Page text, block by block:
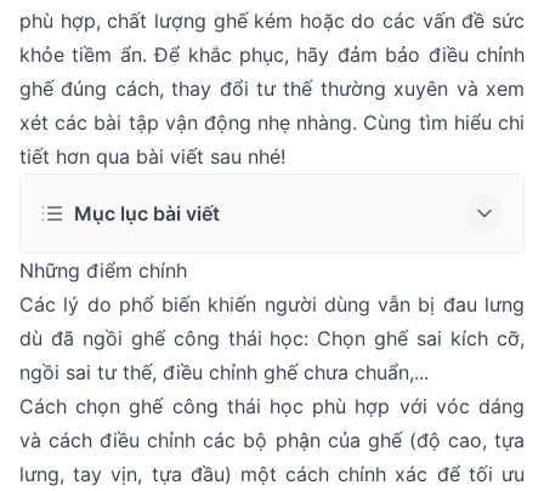
phù hợp, chất lượng ghế kém hoặc do các vấn đề sức
khỏe tiềm ẩn. Để khắc phục, hãy đảm bảo điều chỉnh
ghế đúng cách, thay đổi tư thế thường xuyên và xem
xét các bài tập vận động nhẹ nhàng. Cùng tìm hiểu chi
tiết hơn qua bài viết sau nhé!
Mục lục bài viết
Những điểm chính
Các lý do phổ biến khiến người dùng vẫn bị đau lưng
dù đã ngồi ghế công thái học: Chọn ghế sai kích cỡ,
ngồi sai tư thế, điều chỉnh ghế chưa chuẩn,...
Cách chọn ghế công thái học phù hợp với vóc dáng
và cách điều chỉnh các bộ phận của ghế (độ cao, tựa
lưng, tay vịn, tựa đầu) một cách chính xác để tối ưu